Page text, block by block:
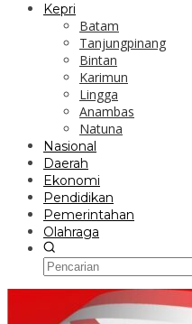
Kepri
Batam
Tanjungpinang
Bintan
Karimun
Lingga
Anambas
Natuna
Nasional
Daerah
Ekonomi
Pendidikan
Pemerintahan
Olahraga